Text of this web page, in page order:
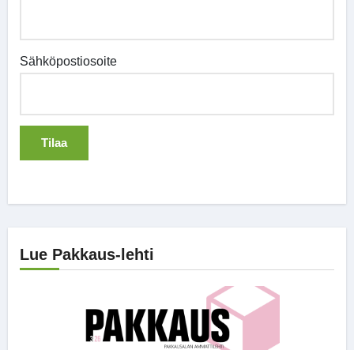
Sähköpostiosoite
Lue Pakkaus-lehti